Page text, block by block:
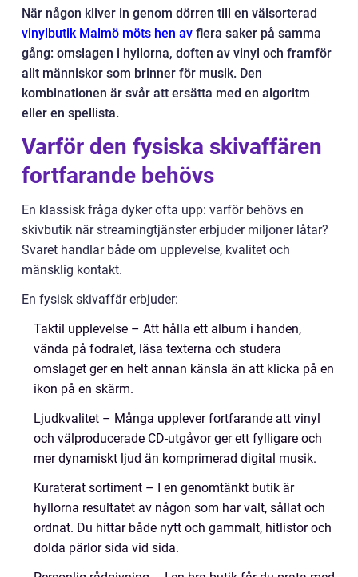
När någon kliver in genom dörren till en välsorterad
vinylbutik Malmö möts hen av flera saker på samma
gång: omslagen i hyllorna, doften av vinyl och framför
allt människor som brinner för musik. Den
kombinationen är svår att ersätta med en algoritm
eller en spellista.
Varför den fysiska skivaffären
fortfarande behövs
En klassisk fråga dyker ofta upp: varför behövs en
skivbutik när streamingtjänster erbjuder miljoner låtar?
Svaret handlar både om upplevelse, kvalitet och
mänsklig kontakt.
En fysisk skivaffär erbjuder:
Taktil upplevelse – Att hålla ett album i handen,
vända på fodralet, läsa texterna och studera
omslaget ger en helt annan känsla än att klicka på en
ikon på en skärm.
Ljudkvalitet – Många upplever fortfarande att vinyl
och välproducerade CD-utgåvor ger ett fylligare och
mer dynamiskt ljud än komprimerad digital musik.
Kuraterat sortiment – I en genomtänkt butik är
hyllorna resultatet av någon som har valt, sållat och
ordnat. Du hittar både nytt och gammalt, hitlistor och
dolda pärlor sida vid sida.